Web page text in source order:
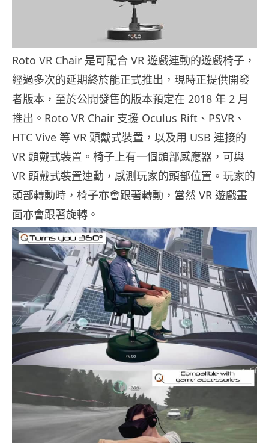
Roto VR Chair 是可配合 VR 遊戲連動的遊戲椅子，
經過多次的延期終於能正式推出，現時正提供開發
者版本，至於公開發售的版本預定在 2018 年 2 月
推出。Roto VR Chair 支援 Oculus Rift、PSVR、
HTC Vive 等 VR 頭戴式裝置，以及用 USB 連接的
VR 頭戴式裝置。椅子上有一個頭部感應器，可與
VR 頭戴式裝置連動，感測玩家的頭部位置。玩家的
頭部轉動時，椅子亦會跟著轉動，當然 VR 遊戲畫
面亦會跟著旋轉。